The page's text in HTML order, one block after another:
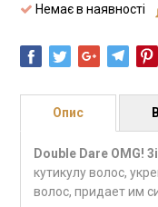
Немає в наявності
Опис
Double Dare OMG!
кутикулу волос,
волос, придает им